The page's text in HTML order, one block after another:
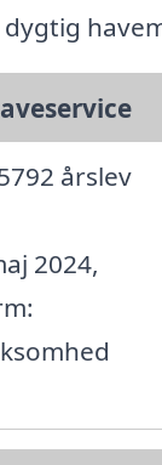
årslev
2024,